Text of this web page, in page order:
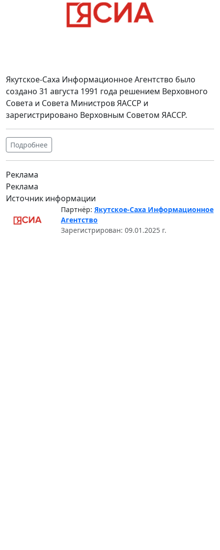
Якутское-Саха Информационное Агентство было
создано 31 августа 1991 года решением Верховного
Совета и Совета Министров ЯАССР и
зарегистрировано Верховным Советом ЯАССР.
Подробнее
Реклама
Реклама
Источник информации
Партнёр: Якутское-Саха Информационное
Агентство
Зарегистрирован: 09.01.2025 г.